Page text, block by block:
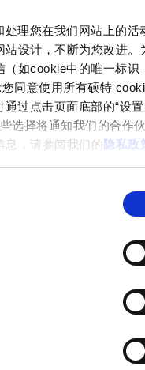
理您在我们网站上的活
站设计，不断为您改进。
（如cookie中的唯一标识
同意使用所有硕特
过点击页面底部的“设置
选择将通知我们的合作
息，请参阅我们的隐私政